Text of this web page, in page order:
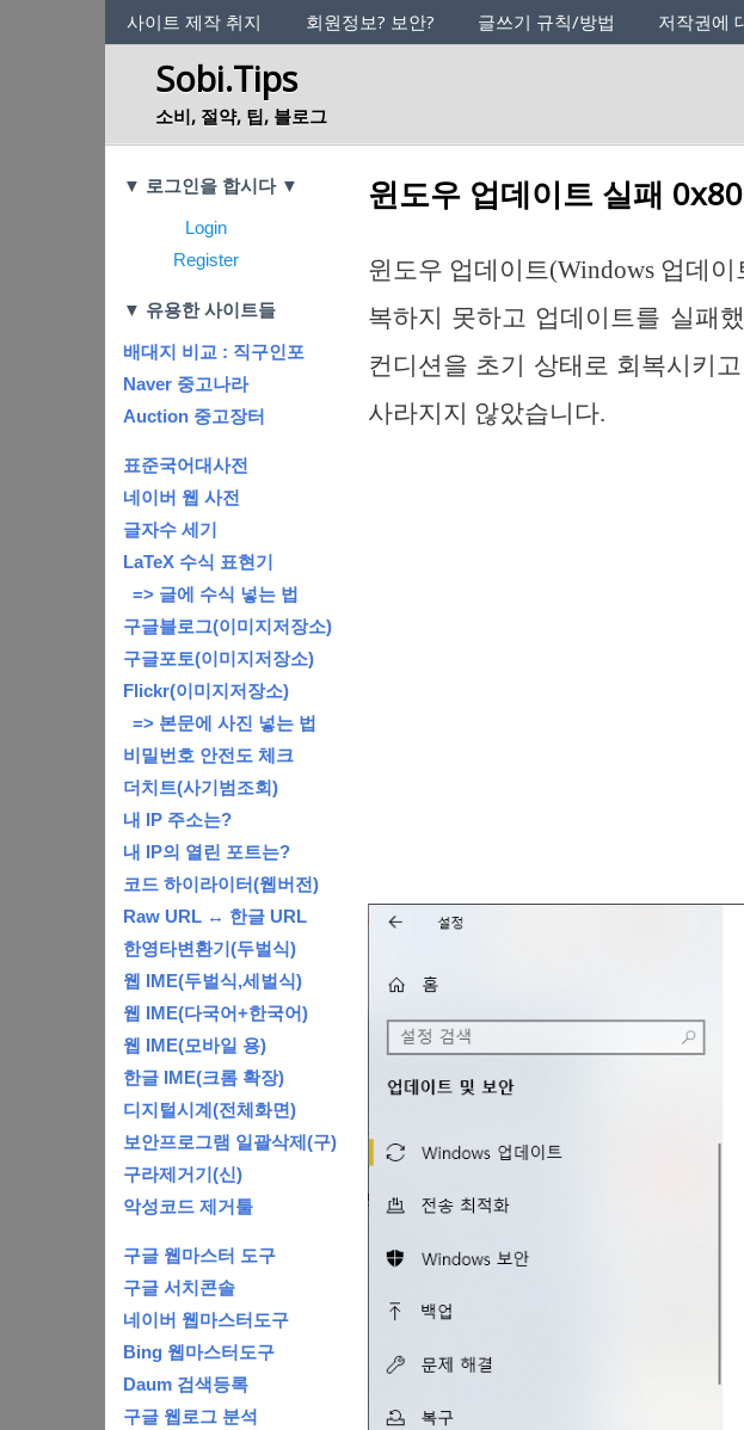
사이트의 정체성
사이트 제작 취지 회원정보? 보안? 글쓰기 규칙/방법 저작권에
Sobi.Tips
소비, 절약, 팁, 블로그
Categories
윈도우 업데이트 실패
윈도우 업데이트(Windows 업데
복하지 못하고 업데이트를 실패
컨디션을 초기 상태로 회복시키
사라지지 않았습니다.
▼ 로그인을 합시다 ▼
Login
Register
▼ 유용한 사이트들
배대지 비교 : 직구인포
Naver 중고나라
Auction 중고장터
표준국어대사전
네이버 웹 사전
글자수 세기
LaTeX 수식 표현기
=> 글에 수식 넣는 법
구글블로그(이미지저장소)
구글포토(이미지저장소)
Flickr(이미지저장소)
=> 본문에 사진 넣는 법
비밀번호 안전도 체크
더치트(사기범조회)
내 IP 주소는?
내 IP의 열린 포트는?
코드 하이라이터(웹버전)
Raw URL ↔ 한글 URL
한영타변환기(두벌식)
웹 IME(두벌식,세벌식)
웹 IME(다국어+한국어)
웹 IME(모바일 용)
한글 IME(크롬 확장)
디지털시계(전체화면)
보안프로그램 일괄삭제(구)
구라제거기(신)
악성코드 제거툴
구글 웹마스터 도구
구글 서치콘솔
네이버 웹마스터도구
Bing 웹마스터도구
Daum 검색등록
구글 웹로그 분석